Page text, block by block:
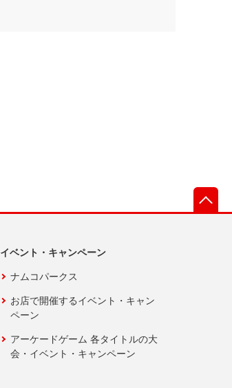
イベント・キャンペーン
ナムコパークス
お店で開催するイベント・キャン
ペーン
アーケードゲーム 各タイトルの大
会・イベント・キャンペーン